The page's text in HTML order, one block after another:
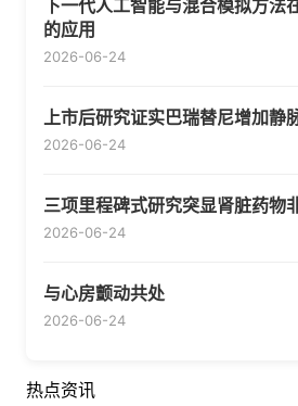
下一代人工智能与混合模拟方法
的应用
2026-06-24
上市后研究证实巴瑞替尼增加静
2026-06-24
三项里程碑式研究突显肾脏药物
2026-06-24
与心房颤动共处
2026-06-24
热点资讯